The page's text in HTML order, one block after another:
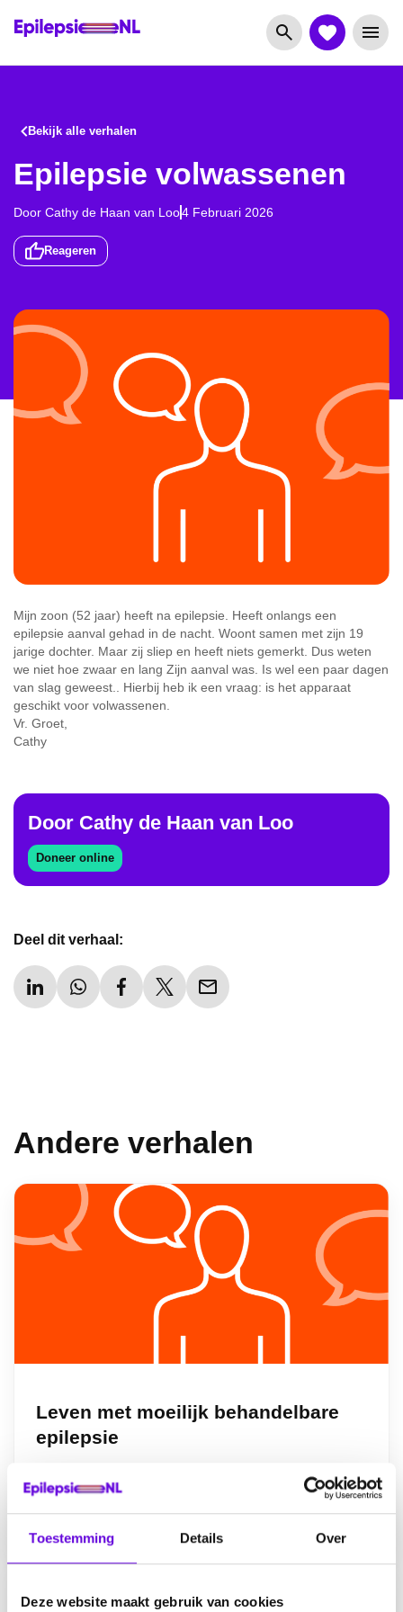
Toestemming Details Over
Deze website maakt gebruik van cookies
Bekijk alle verhalen
Epilepsie volwassenen
Door Cathy de Haan van Loo4 Februari 2026
Reageren
Mijn zoon (52 jaar) heeft na epilepsie. Heeft onlangs een
epilepsie aanval gehad in de nacht. Woont samen met zijn 19
jarige dochter. Maar zij sliep en heeft niets gemerkt. Dus weten
we niet hoe zwaar en lang Zijn aanval was. Is wel een paar dagen
van slag geweest.. Hierbij heb ik een vraag: is het apparaat
geschikt voor volwassenen.
Vr. Groet,
Cathy
Door Cathy de Haan van Loo
Doneer online
Deel dit verhaal:
Andere verhalen
Leven met moeilijk behandelbare
epilepsie
doorElke 0